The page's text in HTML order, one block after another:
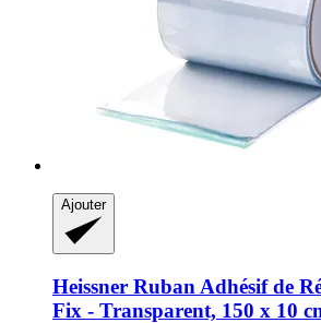
Ajouter
Heissner Ruban Adhésif de
Fix -​ Transparent, 150 x 10